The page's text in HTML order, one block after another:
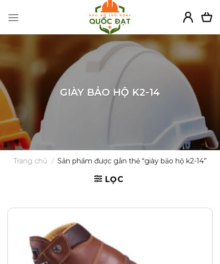
GIÀY BẢO HỘ K2-14
Trang chủ / Sản phẩm được gắn thẻ “giày bảo hộ k2-14”
LỌC